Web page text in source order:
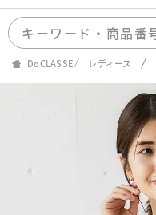
DoCLASSE レディース